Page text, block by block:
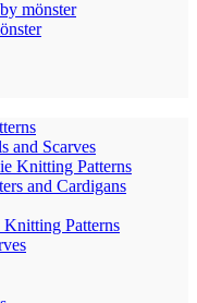
mönster
and Scarves
Knitting Patterns
and Cardigans
Knitting Patterns